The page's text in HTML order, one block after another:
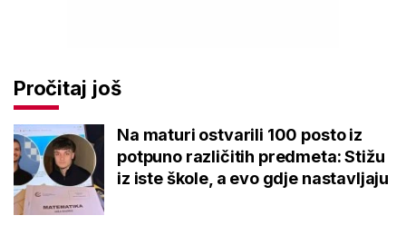
Pročitaj još
Na maturi ostvarili 100 posto iz
potpuno različitih predmeta: Stižu
iz iste škole, a evo gdje nastavljaju